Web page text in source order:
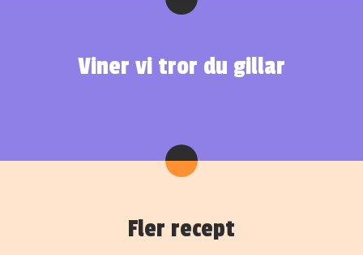
Viner vi tror du gillar
Fler recept